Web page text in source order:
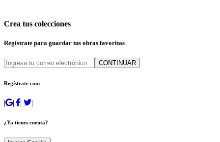
Crea tus colecciones
Regístrate para guardar tus obras favoritas
CONTINUAR
Regístrate con:
| | | |
¿Ya tienes cuenta?